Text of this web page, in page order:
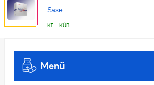
Sase
KT - KÜB
Menü